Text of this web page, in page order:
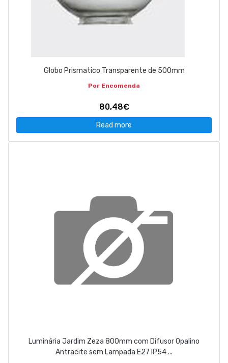
Globo Prismatico Transparente de 500mm
Por Encomenda
80,48€
Read more
Luminária Jardim Zeza 800mm com Difusor Opalino
Antracite sem Lampada E27 IP54 ...